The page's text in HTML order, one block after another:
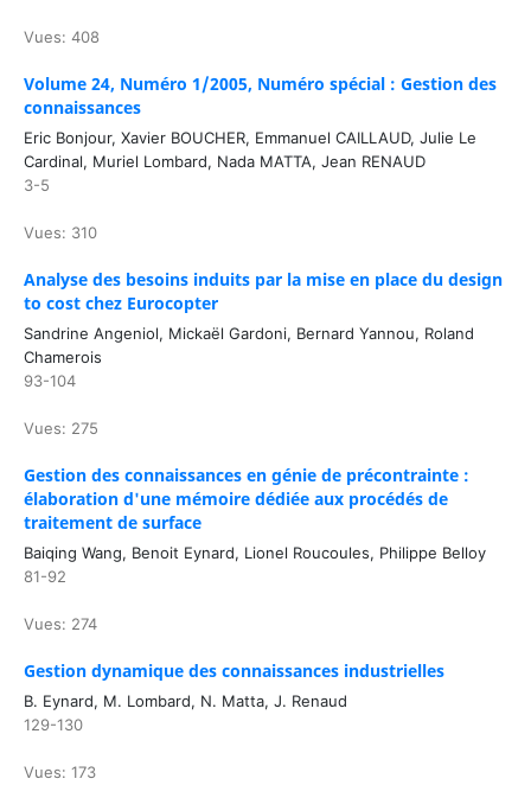
Vues: 408
Volume 24, Numéro 1/2005, Numéro spécial : Gestion des
connaissances
Eric Bonjour, Xavier BOUCHER, Emmanuel CAILLAUD, Julie Le
Cardinal, Muriel Lombard, Nada MATTA, Jean RENAUD
3-5
Vues: 310
Analyse des besoins induits par la mise en place du design
to cost chez Eurocopter
Sandrine Angeniol, Mickaël Gardoni, Bernard Yannou, Roland
Chamerois
93-104
Vues: 275
Gestion des connaissances en génie de précontrainte :
élaboration d'une mémoire dédiée aux procédés de
traitement de surface
Baiqing Wang, Benoit Eynard, Lionel Roucoules, Philippe Belloy
81-92
Vues: 274
Gestion dynamique des connaissances industrielles
B. Eynard, M. Lombard, N. Matta, J. Renaud
129-130
Vues: 173